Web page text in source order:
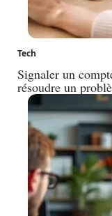
Tech
Signaler un
résoudre un